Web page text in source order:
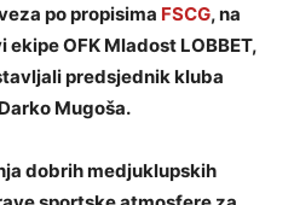
po propisima FSCG, na
OFK Mladost LOBBET,
predsjednik kluba
Mugoša.
dobrih medjuklupskih